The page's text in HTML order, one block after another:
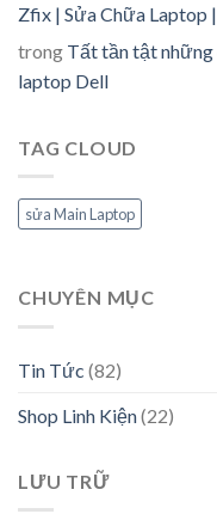
Zfix | Sửa Chữa Laptop
trong Tất tần tật những
laptop Dell
TAG CLOUD
sửa Main Laptop
CHUYÊN MỤC
Tin Tức (82)
Shop Linh Kiện(22)
LƯU TRỮ